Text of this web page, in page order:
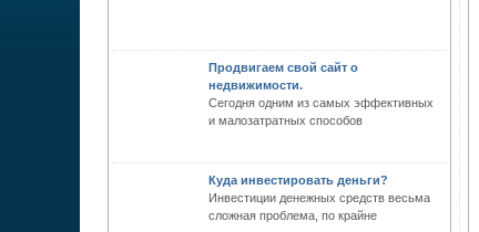
Продвигаем свой сайт о
недвижимости.
Сегодня одним из самых эффективных
и малозатратных способов
Куда инвестировать деньги?
Инвестиции денежных средств весьма
сложная проблема, по крайне